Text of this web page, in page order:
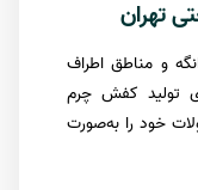
و مناطق اطراف
تولید کفش چرم
خود را به‌صورت